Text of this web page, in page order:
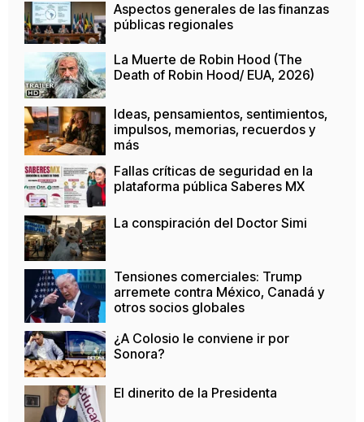
Aspectos generales de las finanzas
públicas regionales
La Muerte de Robin Hood (The
Death of Robin Hood/ EUA, 2026)
Ideas, pensamientos, sentimientos,
impulsos, memorias, recuerdos y
más
Fallas críticas de seguridad en la
plataforma pública Saberes MX
La conspiración del Doctor Simi
Tensiones comerciales: Trump
arremete contra México, Canadá y
otros socios globales
¿A Colosio le conviene ir por
Sonora?
El dinerito de la Presidenta